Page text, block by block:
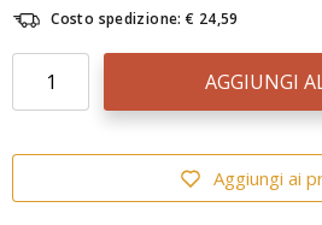
Costo spedizione: € 24,59
AGGIUNGI
Aggiungi ai